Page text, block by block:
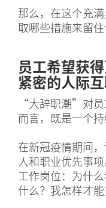
那么，在这个充
取哪些措施来留住
员工希望获
紧密的人际
“大辞职潮”对
而言，既是一个
在新冠疫情期间
人和职业优先事
工作岗位：为什
什么？我怎样才能